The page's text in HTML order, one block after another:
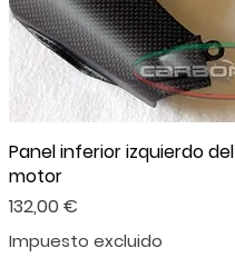
Panel inferior izquierdo del
motor
Precio
132,00 €
Impuesto excluido